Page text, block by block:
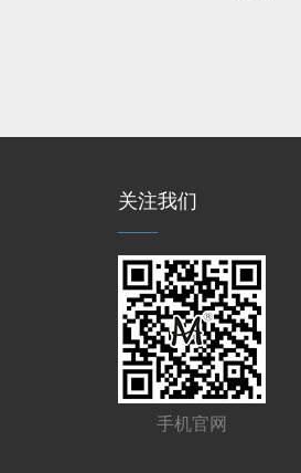
关注我们
手机官网